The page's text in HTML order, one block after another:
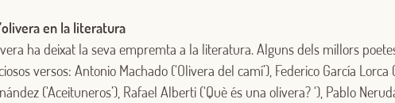
en la literatura
ha deixat la seva empremta a la literatura. Alguns dels millors
versos: Antonio Machado (‘Olivera del camí’), Federico García Lorca
(‘Aceituneros’), Rafael Alberti (‘Què és una olivera? ‘), Pablo